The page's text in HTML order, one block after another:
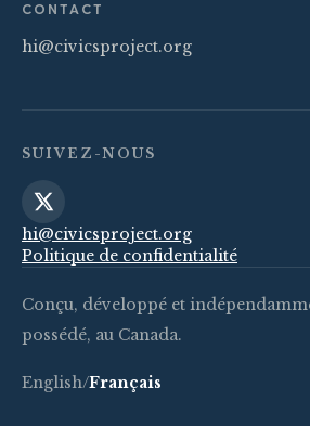
CONTACT
hi@civicsproject.org
SUIVEZ-NOUS
hi@civicsproject.org
Politique de confidentialité
Conçu, développé et
possédé, au Canada.
English/Français